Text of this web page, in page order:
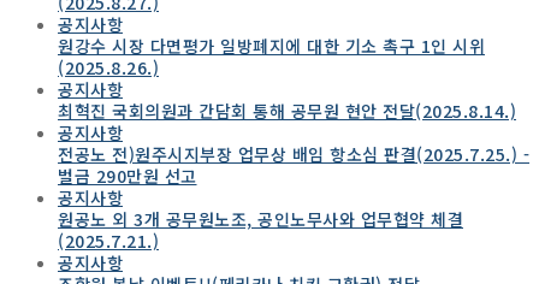
공지사항
원강수 시장 다면평가 일방폐지에 대한 기소 촉구 1인 시위
(2025.8.26.)
공지사항
최혁진 국회의원과 간담회 통해 공무원 현안 전달(2025.8.14.)
공지사항
전공노 전)원주시지부장 업무상 배임 항소심 판결(2025.7.25.) -
벌금 290만원 선고
공지사항
원공노 외 3개 공무원노조, 공인노무사와 업무협약 체결
(2025.7.21.)
공지사항